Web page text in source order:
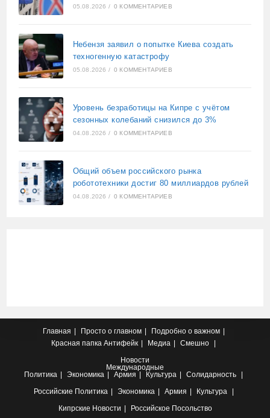
05.08.2026 / 0 КОММЕНТАРИЕВ
Небензя заявил о попытке Киева создать
техногенную катастрофу
05.08.2026 / 0 КОММЕНТАРИЕВ
Уровень безработицы на Кипре с учётом
сезонных колебаний снизился до 3%
04.08.2026 / 0 КОММЕНТАРИЕВ
Общий объем российского рынка
робототехники достиг 80 миллиардов рублей
04.08.2026 / 0 КОММЕНТАРИЕВ
Главная Просто о главном
Подробно о важном
Красная папка Антифейк Медиа
Смешно
Новости
Международные
Политика
Экономика Армия Культура
Солидарность
Российские Политика Экономика Армия
Культура
Кипрские Новости Российское Посольство